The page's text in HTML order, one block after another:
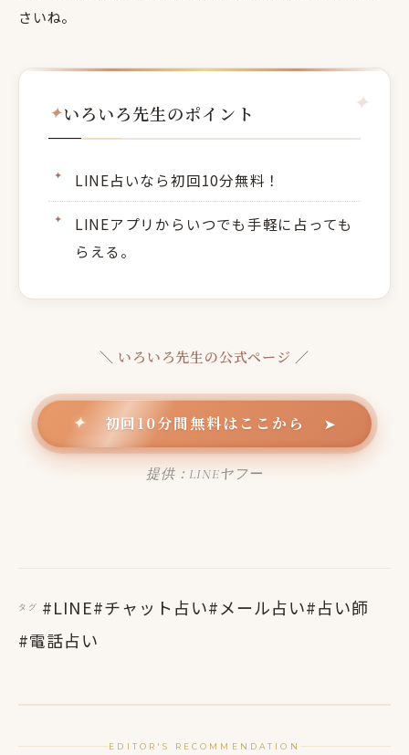
さいね。
いろいろ先生のポイント
LINE占いなら初回10分無料！
LINEアプリからいつでも手軽に占っても
らえる。
＼ いろいろ先生の公式ページ ／
✦ 初回10分間無料はここから ➤
提供：LINEヤフー
タグ #LINE#チャット占い#メール占い#占い師
#電話占い
EDITOR'S RECOMMENDATION